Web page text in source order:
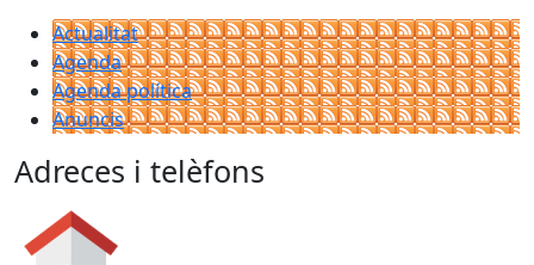
Actualitat
Agenda
Agenda política
Anuncis
Adreces i telèfons